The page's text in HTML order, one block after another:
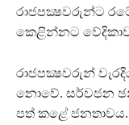
රාජපක්‍ෂවරුන්ට
කෙළින්නට
රාජපක්‍ෂවරුන්
නොවේ. සර්වජන
පත් කළේ